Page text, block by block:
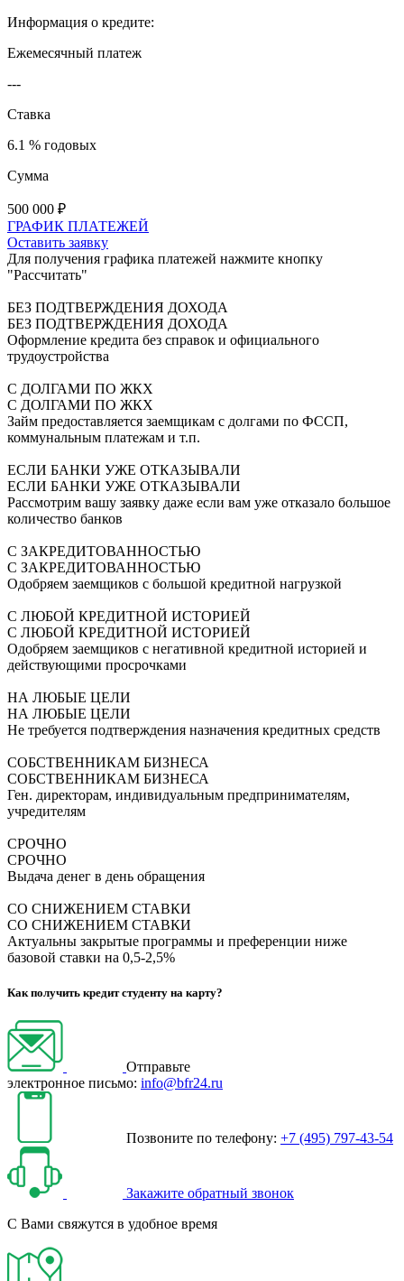
Информация о кредите:
Ежемесячный платеж
---
Ставка
6.1 % годовых
Сумма
500 000 ₽
ГРАФИК ПЛАТЕЖЕЙ
Оставить заявку
Для получения графика платежей нажмите кнопку
"Рассчитать"
БЕЗ ПОДТВЕРЖДЕНИЯ ДОХОДА
БЕЗ ПОДТВЕРЖДЕНИЯ ДОХОДА
Оформление кредита без справок и официального
трудоустройства
С ДОЛГАМИ ПО ЖКХ
С ДОЛГАМИ ПО ЖКХ
Займ предоставляется заемщикам с долгами по ФССП,
коммунальным платежам и т.п.
ЕСЛИ БАНКИ УЖЕ ОТКАЗЫВАЛИ
ЕСЛИ БАНКИ УЖЕ ОТКАЗЫВАЛИ
Рассмотрим вашу заявку даже если вам уже отказало большое
количество банков
С ЗАКРЕДИТОВАННОСТЬЮ
С ЗАКРЕДИТОВАННОСТЬЮ
Одобряем заемщиков с большой кредитной нагрузкой
С ЛЮБОЙ КРЕДИТНОЙ ИСТОРИЕЙ
С ЛЮБОЙ КРЕДИТНОЙ ИСТОРИЕЙ
Одобряем заемщиков с негативной кредитной историей и
действующими просрочками
НА ЛЮБЫЕ ЦЕЛИ
НА ЛЮБЫЕ ЦЕЛИ
Не требуется подтверждения назначения кредитных средств
СОБСТВЕННИКАМ БИЗНЕСА
СОБСТВЕННИКАМ БИЗНЕСА
Ген. директорам, индивидуальным предпринимателям,
учредителям
СРОЧНО
СРОЧНО
Выдача денег в день обращения
СО СНИЖЕНИЕМ СТАВКИ
СО СНИЖЕНИЕМ СТАВКИ
Актуальны закрытые программы и преференции ниже
базовой ставки на 0,5-2,5%
Как получить кредит студенту на карту?
Отправьте
электронное письмо: info@bfr24.ru
Позвоните по телефону: +7 (495) 797-43-54
Закажите обратный звонок
С Вами свяжутся в удобное время